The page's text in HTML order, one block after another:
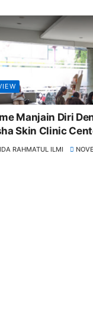
Manjain Diri
Skin Clinic
RAHMATUL ILMI